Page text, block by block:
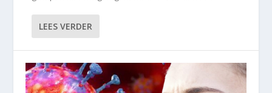
LEES VERDER